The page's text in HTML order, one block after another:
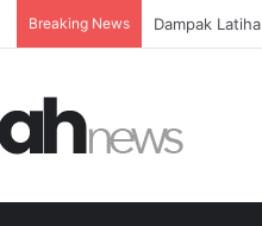
Breaking News Kesehatan